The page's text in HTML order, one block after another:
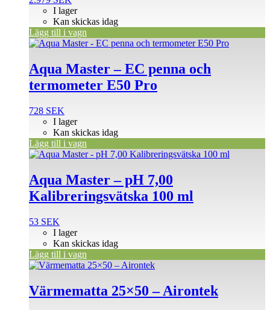
I lager
Kan skickas idag
Lägg till i vagn
Aqua Master – EC penna och
termometer E50 Pro
728 SEK
I lager
Kan skickas idag
Lägg till i vagn
Aqua Master – pH 7,00
Kalibreringsvätska 100 ml
53 SEK
I lager
Kan skickas idag
Lägg till i vagn
Värmematta 25×50 – Airontek